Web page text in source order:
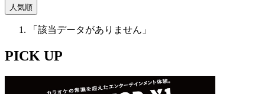
人気順
「該当データがありません」
PICK UP